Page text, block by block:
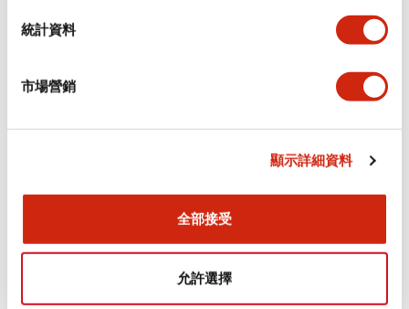
統計資料
市場營銷
顯示詳細資料
全部接受
允許選擇
文件和檔案